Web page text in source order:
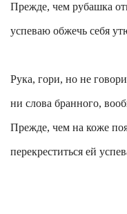
Прежде, чем рубашка
успеваю обжечь себя
Рука, гори, но не говори
ни слова бранного,
Прежде, чем на коже
перекреститься ей